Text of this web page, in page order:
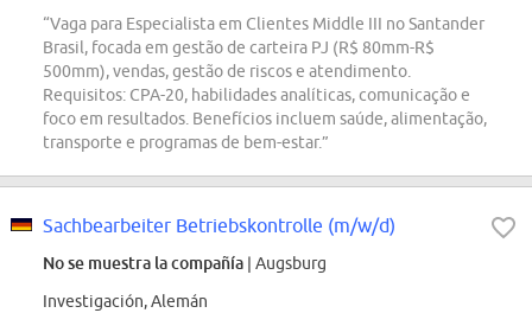
“Vaga para Especialista em Clientes Middle III no Santander
Brasil, focada em gestão de carteira PJ (R$ 80mm-R$
500mm), vendas, gestão de riscos e atendimento.
Requisitos: CPA-20, habilidades analíticas, comunicação e
foco em resultados. Benefícios incluem saúde, alimentação,
transporte e programas de bem-estar.”
Sachbearbeiter Betriebskontrolle (m/w/d)
No se muestra la compañía | Augsburg
Investigación, Alemán